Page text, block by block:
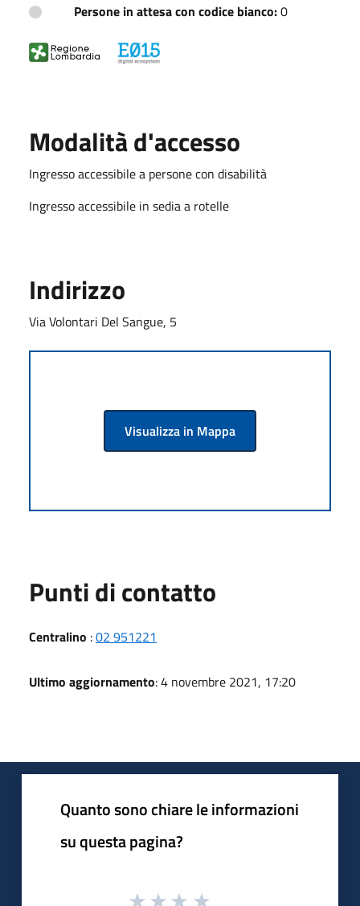
Persone in attesa con codice bianco:0
Modalità d'accesso
Ingresso accessibile a persone con disabilità
Ingresso accessibile in sedia a rotelle
Indirizzo
Via Volontari Del Sangue, 5
Visualizza in Mappa
Punti di contatto
Centralino :02 951221
Ultimo aggiornamento: 4 novembre 2021, 17:20
Quanto sono chiare le informazioni
su questa pagina?